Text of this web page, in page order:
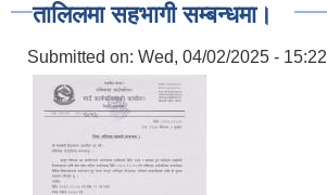
तालिलमा सहभागी सम्बन्धमा।
Submitted on: Wed, 04/02/2025 - 15:22